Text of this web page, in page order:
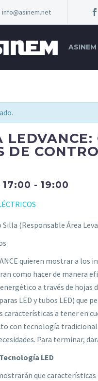
info@asinem.net
ASINEM
DE
-19:00
(Responsable Área
quieren mostrar a
como hacer de manera
a través de
LED y tubos LED) que
características a tener en
con tecnología
Para terminar,
LED
que